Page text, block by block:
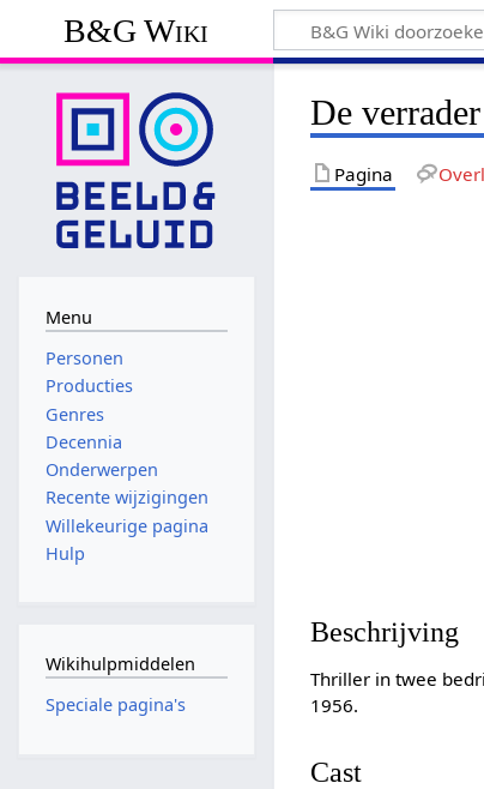
B&G Wiki
De verrader
Pagina
Beschrijving
Thriller in twee
1956.
Cast
Menu
Personen
Producties
Genres
Decennia
Onderwerpen
Recente wijzigingen
Willekeurige pagina
Hulp
Wikihulpmiddelen
Speciale pagina's